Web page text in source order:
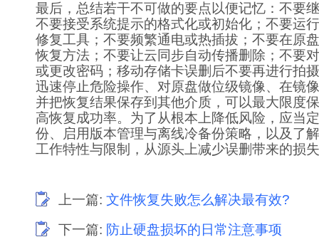
最后，总结若干不可做的要点以便记忆：不要
不要接受系统提示的格式化或初始化；不要运
修复工具；不要频繁通电或热插拔；不要在原
恢复方法；不要让云同步自动传播删除；不要
或更改密码；移动存储卡误删后不要再进行拍
迅速停止危险操作、对原盘做位级镜像、在镜
并把恢复结果保存到其他介质，可以最大限度
高恢复成功率。为了从根本上降低风险，应当
份、启用版本管理与离线冷备份策略，以及了
工作特性与限制，从源头上减少误删带来的损
上一篇: 文件恢复失败怎么解决最有效?
下一篇: 防止硬盘损坏的日常注意事项